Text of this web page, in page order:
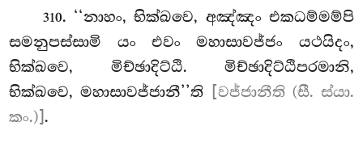
310. ‘‘නාහං, භික්ඛවෙ, අඤ්ඤං එකධම්මම්පි
සමනුපස්සාමි යං එවං මහාසාවජ්ජං යථයිදං,
භික්ඛවෙ, මිච්ඡාදිට්ඨි. මිච්ඡාදිට්ඨිපරමානි,
භික්ඛවෙ, මහාසාවජ්ජානී’’ති
[වජ්ජානීති (සී. ස්යා.
කං.)].